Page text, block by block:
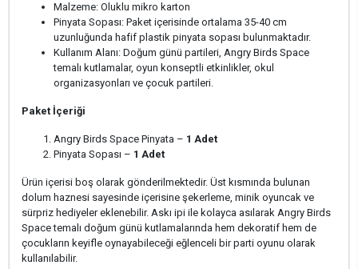
Malzeme: Oluklu mikro karton
Pinyata Sopası: Paket içerisinde ortalama 35-40 cm
uzunluğunda hafif plastik pinyata sopası bulunmaktadır.
Kullanım Alanı: Doğum günü partileri, Angry Birds Space
temalı kutlamalar, oyun konseptli etkinlikler, okul
organizasyonları ve çocuk partileri.
Paket İçeriği
Angry Birds Space Pinyata – 1 Adet
Pinyata Sopası – 1 Adet
Ürün içerisi boş olarak gönderilmektedir. Üst kısmında bulunan
dolum haznesi sayesinde içerisine şekerleme, minik oyuncak ve
sürpriz hediyeler eklenebilir. Askı ipi ile kolayca asılarak Angry Birds
Space temalı doğum günü kutlamalarında hem dekoratif hem de
çocukların keyifle oynayabileceği eğlenceli bir parti oyunu olarak
kullanılabilir.